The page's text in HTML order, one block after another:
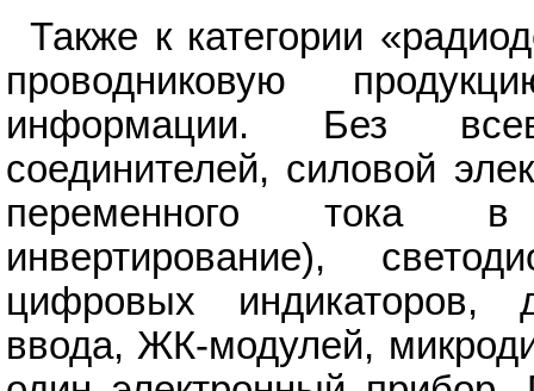
Также к категории
проводниковую
информации. Без
соединителей, силовой
переменного тока в
инвертирование),
цифровых индикаторов,
ввода, ЖК-модулей,